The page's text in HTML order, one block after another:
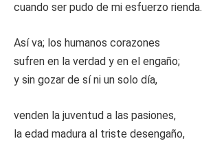
cuando ser pudo de mi esfuerzo rienda.
Así va; los humanos corazones
sufren en la verdad y en el engaño;
y sin gozar de sí ni un solo día,
venden la juventud a las pasiones,
la edad madura al triste desengaño,